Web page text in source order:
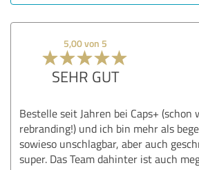
5,00 von 5
SEHR GUT
Bestelle seit Jahren bei Caps+ (schon
rebranding!) und ich bin mehr als
sowieso unschlagbar, aber auch
super. Das Team dahinter ist auch